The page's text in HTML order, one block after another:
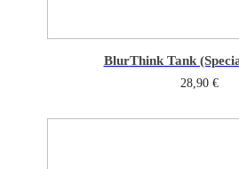
BlurThink Tank
28,90 €